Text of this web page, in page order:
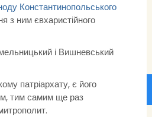
Константинопольського
з ним євхаристійного
і Вишневський
патріархату, є його
тим самим ще раз